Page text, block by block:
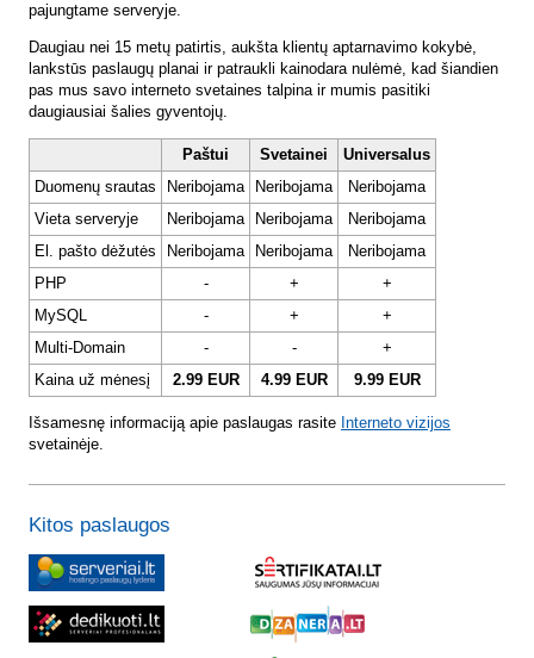
pajungtame serveryje.
Daugiau nei 15 metų patirtis, aukšta klientų aptarnavimo kokybė,
lankstūs paslaugų planai ir patraukli kainodara nulėmė, kad šiandien
pas mus savo interneto svetaines talpina ir mumis pasitiki
daugiausiai šalies gyventojų.
Paštui Svetainei
Universalus
Duomenų srautas
Neribojama Neribojama
Neribojama
Vieta serveryje
Neribojama Neribojama
Neribojama
El. pašto dėžutės
Neribojama Neribojama
Neribojama
PHP
- +
+
MySQL
- +
+
Multi-Domain
- -
+
Kaina už mėnesį
2.99 EUR 4.99 EUR 9.99 EUR
Išsamesnę informaciją apie paslaugas rasite Interneto vizijos
svetainėje.
Kitos paslaugos